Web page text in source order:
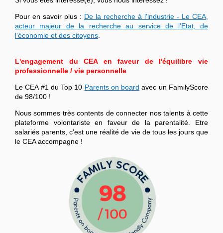
Pour en savoir plus : De la recherche à l'industrie - Le CEA,
acteur majeur de la recherche au service de l'Etat, de
l'économie et des citoyens
L'engagement du CEA en faveur de l'équilibre vie
professionnelle / vie personnelle
Le CEA #1 du Top 10 Parents on board avec un FamilyScore
de 98/100 !
Nous sommes très contents de connecter nos talents à cette
plateforme volontariste en faveur de la parentalité. Etre
salariés parents, c’est une réalité de vie de tous les jours que
le CEA accompagne !